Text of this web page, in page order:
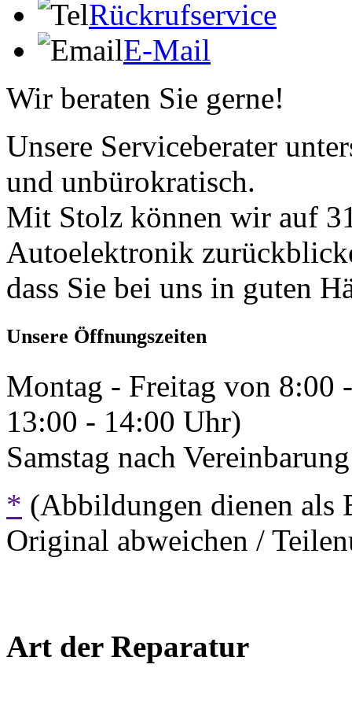
Rückrufservice
E-Mail
Wir beraten Sie gerne!
Unsere Serviceberater
und unbürokratisch.
Mit Stolz können wir auf
Autoelektronik
dass Sie bei uns in guten
Unsere Öffnungszeiten
Montag - Freitag von 8:00
13:00 - 14:00 Uhr)
Samstag nach
* (Abbildungen dienen als
Original abweichen /
Art der Reparatur